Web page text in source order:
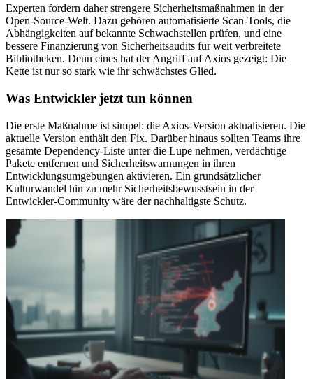
Experten fordern daher strengere Sicherheitsmaßnahmen in der
Open-Source-Welt. Dazu gehören automatisierte Scan-Tools, die
Abhängigkeiten auf bekannte Schwachstellen prüfen, und eine
bessere Finanzierung von Sicherheitsaudits für weit verbreitete
Bibliotheken. Denn eines hat der Angriff auf Axios gezeigt: Die
Kette ist nur so stark wie ihr schwächstes Glied.
Was Entwickler jetzt tun können
Die erste Maßnahme ist simpel: die Axios-Version aktualisieren. Die
aktuelle Version enthält den Fix. Darüber hinaus sollten Teams ihre
gesamte Dependency-Liste unter die Lupe nehmen, verdächtige
Pakete entfernen und Sicherheitswarnungen in ihren
Entwicklungsumgebungen aktivieren. Ein grundsätzlicher
Kulturwandel hin zu mehr Sicherheitsbewusstsein in der
Entwickler-Community wäre der nachhaltigste Schutz.